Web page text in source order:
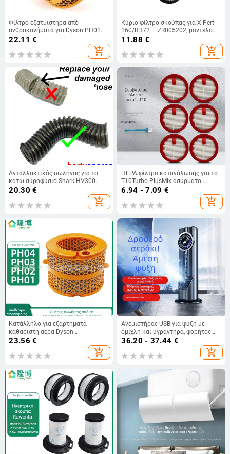
Φίλτρο εξατμιστήρα από
ανθρακονήματα για Dyson PH01–
PH04, οικιακή χρήση, 51–100 м²,
συμβατό με PH02 και PH03/PH3A,
λειτουργίες φιλτραρίσματος,
22.11 €
add_shopping_cart
Κύριο φίλτρο σκούπας για X-Pert
160/RH72 — ZR005202, μοντέλο
00597
11.88 €
add_shopping_cart
Ανταλλακτικός σωλήνας για το
κάτω ακροφύσιο Shark HV300
HV322 HV320
20.30 €
add_shopping_cart
HEPA φίλτρο κατανάλωσης για το
T10Turbo PlusMix ασύρματο
σκουπάκι; μοντέλο T10;
βοηθητικός καθαρισμός; οικιακή
6.94 - 7.09 €
add_shopping_cart
Κατάλληλο για εξαρτήματα
καθαριστή αέρα Dyson
Ph04/Ph03/Ph02/Ph01, στοιχείο
23.56 €
add_shopping_cart
Ανεμιστήρας USB για ψύξη με
ομίχλη και υγραντήρα, φορητός
επιτραπέζιος ψύκτης
36.20 - 37.44 €
add_shopping_cart